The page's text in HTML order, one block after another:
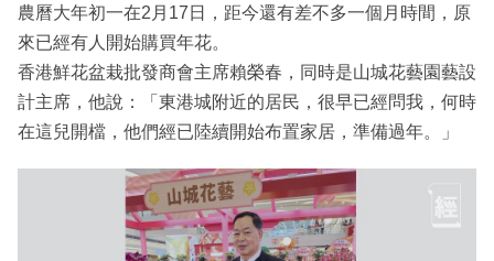
農曆大年初一在2月17日，距今還有差不多一個月時間，原
來已經有人開始購買年花。
香港鮮花盆栽批發商會主席賴榮春，同時是山城花藝園藝設
計主席，他說：「東港城附近的居民，很早已經問我，何時
在這兒開檔，他們經已陸續開始布置家居，準備過年。」